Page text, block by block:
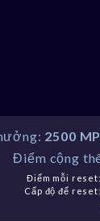
2500
Điểm cộng
Điểm mỗi
Cấp độ để